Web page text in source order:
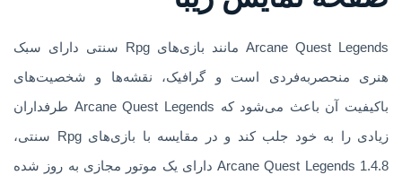
Arcane Quest Legends مانند بازی‌های Rpg سنتی دارای سبک
هنری منحصربه‌فردی است و گرافیک، نقشه‌ها و شخصیت‌های
باکیفیت آن باعث می‌شود که Arcane Quest Legends طرفداران
زیادی را به خود جلب کند و در مقایسه با بازی‌های Rpg سنتی،
Arcane Quest Legends 1.4.8 دارای یک موتور مجازی به روز شده